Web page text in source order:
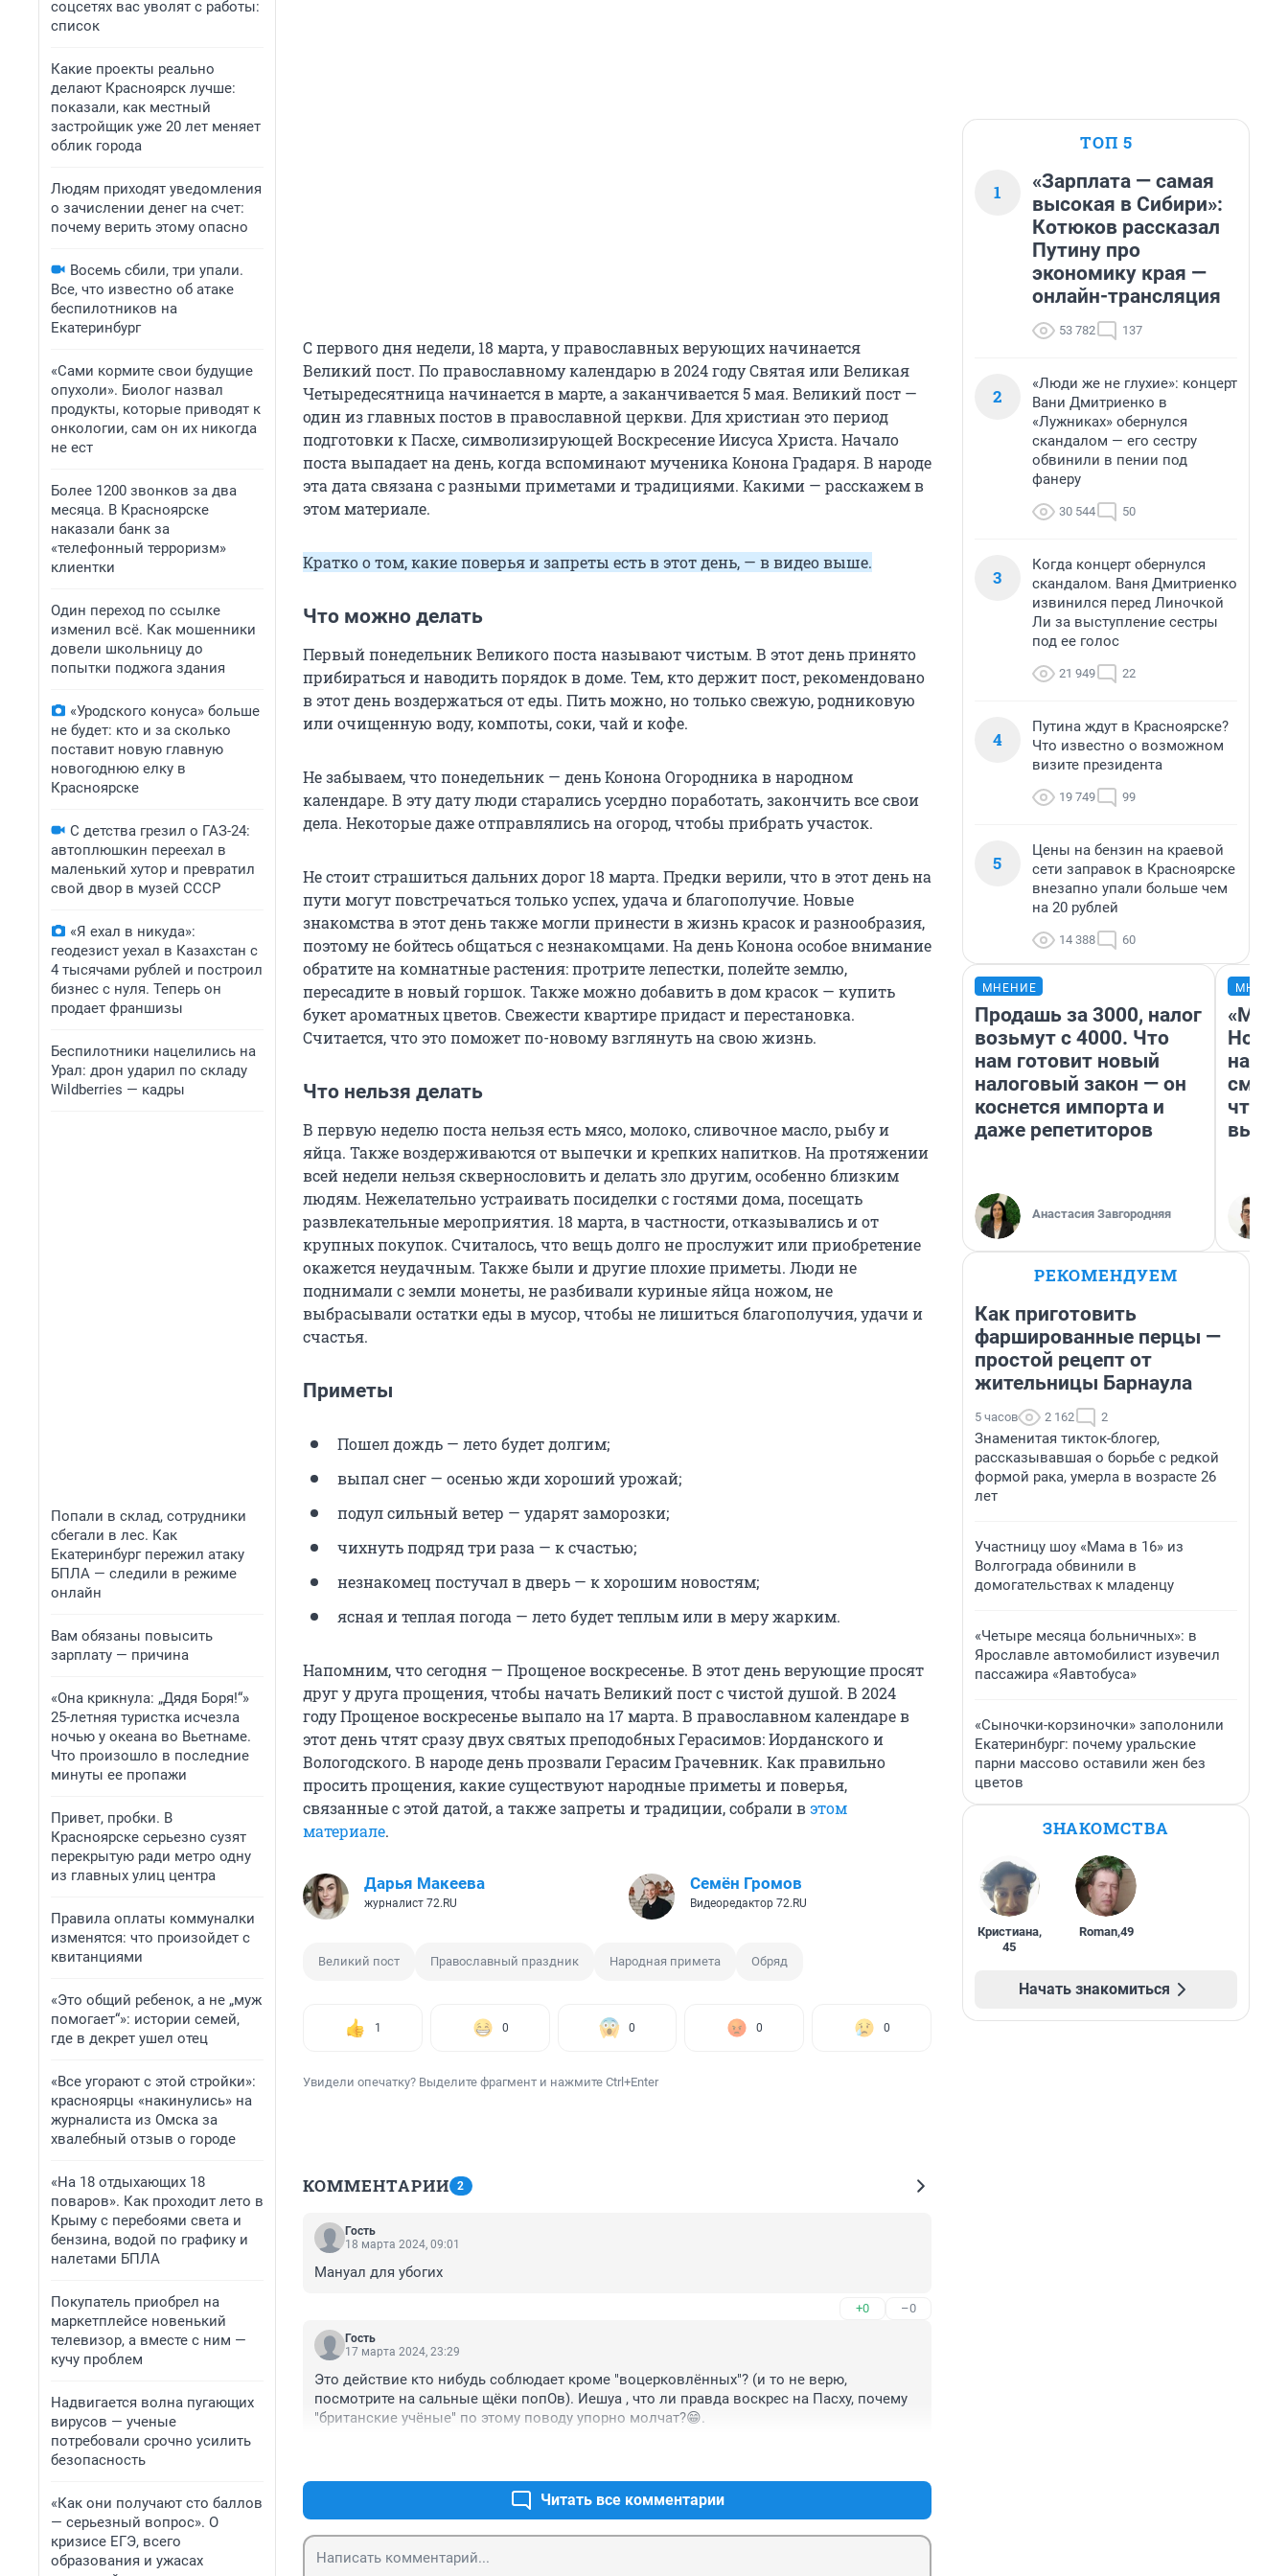
соцсетях вас уволят с работы:
список
Какие проекты реально
делают Красноярск лучше:
показали, как местный
застройщик уже 20 лет меняет
облик города
Людям приходят уведомления
о зачислении денег на счет:
почему верить этому опасно
Восемь сбили, три упали.
Все, что известно об атаке
беспилотников на
Екатеринбург
«Сами кормите свои будущие
опухоли». Биолог назвал
продукты, которые приводят к
онкологии, сам он их никогда
не ест
Более 1200 звонков за два
месяца. В Красноярске
наказали банк за
«телефонный терроризм»
клиентки
Один переход по ссылке
изменил всё. Как мошенники
довели школьницу до
попытки поджога здания
«Уродского конуса» больше
не будет: кто и за сколько
поставит новую главную
новогоднюю елку в
Красноярске
С детства грезил о ГАЗ-24:
автоплюшкин переехал в
маленький хутор и превратил
свой двор в музей СССР
«Я ехал в никуда»:
геодезист уехал в Казахстан с
4 тысячами рублей и построил
бизнес с нуля. Теперь он
продает франшизы
Беспилотники нацелились на
Урал: дрон ударил по складу
Wildberries — кадры
Попали в склад, сотрудники
сбегали в лес. Как
Екатеринбург пережил атаку
БПЛА — следили в режиме
онлайн
Вам обязаны повысить
зарплату — причина
«Она крикнула: „Дядя Боря!“»
25-летняя туристка исчезла
ночью у океана во Вьетнаме.
Что произошло в последние
минуты ее пропажи
Привет, пробки. В
Красноярске серьезно сузят
перекрытую ради метро одну
из главных улиц центра
Правила оплаты коммуналки
изменятся: что произойдет с
квитанциями
«Это общий ребенок, а не „муж
помогает“»: истории семей,
где в декрет ушел отец
«Все угорают с этой стройки»:
красноярцы «накинулись» на
журналиста из Омска за
хвалебный отзыв о городе
«На 18 отдыхающих 18
поваров». Как проходит лето в
Крыму с перебоями света и
бензина, водой по графику и
налетами БПЛА
Покупатель приобрел на
маркетплейсе новенький
телевизор, а вместе с ним —
кучу проблем
Надвигается волна пугающих
вирусов — ученые
потребовали срочно усилить
безопасность
«Как они получают сто баллов
— серьезный вопрос». О
кризисе ЕГЭ, всего
образования и ужасах
С первого дня недели, 18 марта, у православных верующих начинается
Великий пост. По православному календарю в 2024 году Святая или Великая
Четыредесятница начинается в марте, а заканчивается 5 мая. Великий пост —
один из главных постов в православной церкви. Для христиан это период
подготовки к Пасхе, символизирующей Воскресение Иисуса Христа. Начало
поста выпадает на день, когда вспоминают мученика Конона Градаря. В народе
эта дата связана с разными приметами и традициями. Какими — расскажем в
этом материале.
Кратко о том, какие поверья и запреты есть в этот день, — в видео выше.
Что можно делать
Первый понедельник Великого поста называют чистым. В этот день принято
прибираться и наводить порядок в доме. Тем, кто держит пост, рекомендовано
в этот день воздержаться от еды. Пить можно, но только свежую, родниковую
или очищенную воду, компоты, соки, чай и кофе.
Не забываем, что понедельник — день Конона Огородника в народном
календаре. В эту дату люди старались усердно поработать, закончить все свои
дела. Некоторые даже отправлялись на огород, чтобы прибрать участок.
Не стоит страшиться дальних дорог 18 марта. Предки верили, что в этот день на
пути могут повстречаться только успех, удача и благополучие. Новые
знакомства в этот день также могли принести в жизнь красок и разнообразия,
поэтому не бойтесь общаться с незнакомцами. На день Конона особое внимание
обратите на комнатные растения: протрите лепестки, полейте землю,
пересадите в новый горшок. Также можно добавить в дом красок — купить
букет ароматных цветов. Свежести квартире придаст и перестановка.
Считается, что это поможет по-новому взглянуть на свою жизнь.
Что нельзя делать
В первую неделю поста нельзя есть мясо, молоко, сливочное масло, рыбу и
яйца. Также воздерживаются от выпечки и крепких напитков. На протяжении
всей недели нельзя сквернословить и делать зло другим, особенно близким
людям. Нежелательно устраивать посиделки с гостями дома, посещать
развлекательные мероприятия. 18 марта, в частности, отказывались и от
крупных покупок. Считалось, что вещь долго не прослужит или приобретение
окажется неудачным. Также были и другие плохие приметы. Люди не
поднимали с земли монеты, не разбивали куриные яйца ножом, не
выбрасывали остатки еды в мусор, чтобы не лишиться благополучия, удачи и
счастья.
Приметы
Пошел дождь — лето будет долгим;
выпал снег — осенью жди хороший урожай;
подул сильный ветер — ударят заморозки;
чихнуть подряд три раза — к счастью;
незнакомец постучал в дверь — к хорошим новостям;
ясная и теплая погода — лето будет теплым или в меру жарким.
Напомним, что сегодня — Прощеное воскресенье. В этот день верующие просят
друг у друга прощения, чтобы начать Великий пост с чистой душой. В 2024
году Прощеное воскресенье выпало на 17 марта. В православном календаре в
этот день чтят сразу двух святых преподобных Герасимов: Иорданского и
Вологодского. В народе день прозвали Герасим Грачевник. Как правильно
просить прощения, какие существуют народные приметы и поверья,
связанные с этой датой, а также запреты и традиции, собрали вэтом
материале.
Дарья Макеева
журналист 72.RU
Семён Громов
Видеоредактор 72.RU
Великий пост Православный праздник Народная примета Обряд
1 0 0 0 0
Увидели опечатку? Выделите фрагмент и нажмите Ctrl+Enter
КОММЕНТАРИИ 2
Гость
18 марта 2024, 09:01
Мануал для убогих
+0 –0
Гость
17 марта 2024, 23:29
Это действие кто нибудь соблюдает кроме "воцерковлённых"? (и то не верю,
посмотрите на сальные щёки попОв). Иешуа , что ли правда воскрес на Пасху, почему
"британские учёные" по этому поводу упорно молчат?😁.
Читать все комментарии
ТОП 5
1
«Зарплата — самая
высокая в Сибири»:
Котюков рассказал
Путину про
экономику края —
онлайн-трансляция
53 782 137
2
«Люди же не глухие»: концерт
Вани Дмитриенко в
«Лужниках» обернулся
скандалом — его сестру
обвинили в пении под
фанеру
30 544 50
3
Когда концерт обернулся
скандалом. Ваня Дмитриенко
извинился перед Линочкой
Ли за выступление сестры
под ее голос
21 949 22
4
Путина ждут в Красноярске?
Что известно о возможном
визите президента
19 749 99
5
Цены на бензин на краевой
сети заправок в Красноярске
внезапно упали больше чем
на 20 рублей
14 388 60
МНЕНИЕ
Продашь за 3000, налог
возьмут с 4000. Что
нам готовит новый
налоговый закон — он
коснется импорта и
даже репетиторов
Анастасия Завгородняя
«Мы
РЕКОМЕНДУЕМ
Как приготовить
фаршированные перцы —
простой рецепт от
жительницы Барнаула
5 часов 2 162 2
Знаменитая тикток-блогер,
рассказывавшая о борьбе с редкой
формой рака, умерла в возрасте 26
лет
Участницу шоу «Мама в 16» из
Волгограда обвинили в
домогательствах к младенцу
«Четыре месяца больничных»: в
Ярославле автомобилист изувечил
пассажира «Яавтобуса»
«Сыночки-корзиночки» заполонили
Екатеринбург: почему уральские
парни массово оставили жен без
цветов
ЗНАКОМСТВА
Кристиана,
45
Roman,49
Начать знакомиться